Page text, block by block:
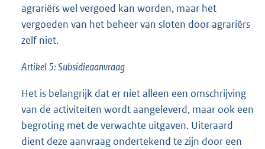
agrariërs wel vergoed kan worden, maar het
vergoeden van het beheer van sloten door agrariërs
zelf niet.
Artikel 5: Subsidieaanvraag
Het is belangrijk dat er niet alleen een omschrijving
van de activiteiten wordt aangeleverd, maar ook een
begroting met de verwachte uitgaven. Uiteraard
dient deze aanvraag ondertekend te zijn door een